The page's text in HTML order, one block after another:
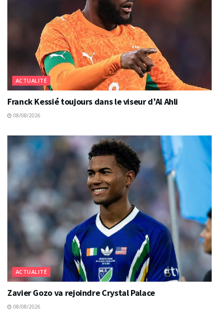
ACTUALITÉ
Franck Kessié toujours dans le viseur d’Al Ahli
08/08/2026
ACTUALITÉ
Zavier Gozo va rejoindre Crystal Palace
08/08/2026